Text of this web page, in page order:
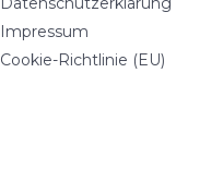
Impressum
Cookie-Richtlinie (EU)